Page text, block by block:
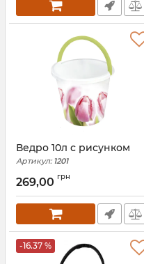
Ведро 10л с рисунком
Артикул: 1201
269,00 грн
-16.37 %